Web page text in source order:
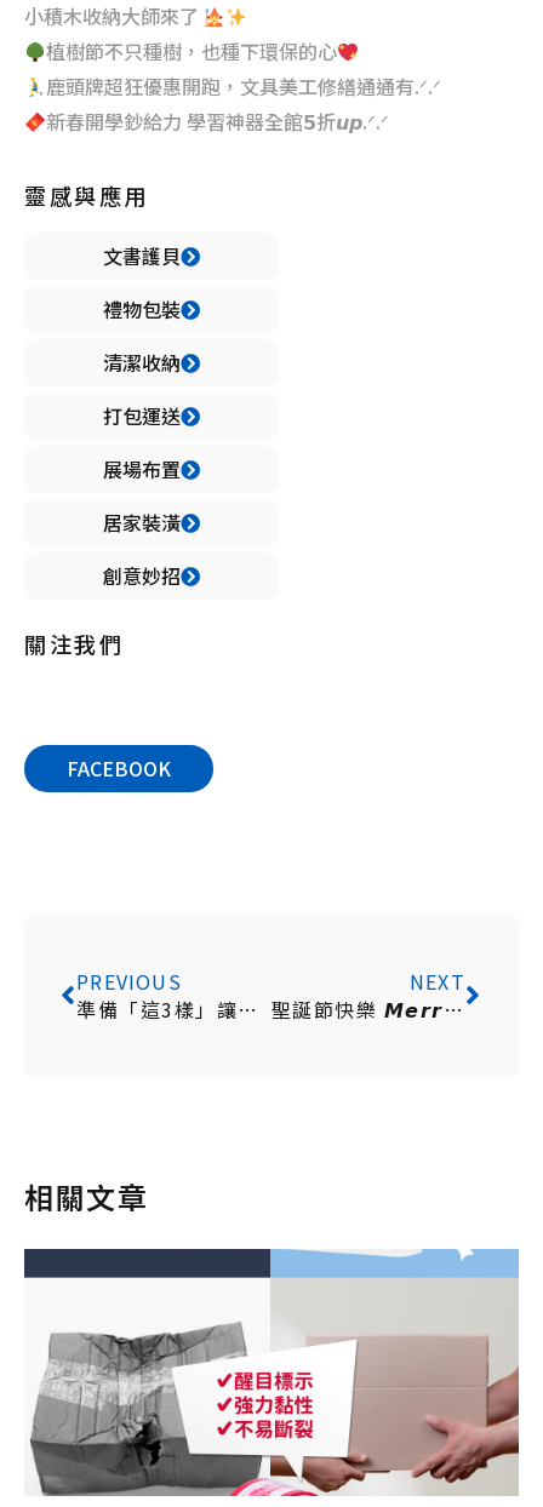
小積木收納大師來了
植樹節不只種樹，也種下環保的心
鹿頭牌超狂優惠開跑，文具美工修繕通通有.ᐟ.ᐟ
新春開學鈔給力 學習神器全館𝟱折𝙪𝙥.ᐟ.ᐟ
靈感與應用
文書護貝
禮物包裝
清潔收納
打包運送
展場布置
居家裝潢
創意妙招
關注我們
FACEBOOK
PREVIOUS
準備「這3樣」讓萬聖派對
更加事半功倍!
NEXT
聖誕節快樂 𝙈𝙚𝙧𝙧𝙮 𝘾𝙝𝙧𝙞𝙨𝙩𝙢𝙖𝙨
相關文章